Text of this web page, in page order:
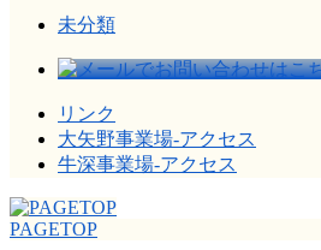
未分類
リンク
大矢野事業場-アクセス
牛深事業場-アクセス
PAGETOP